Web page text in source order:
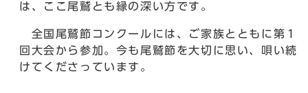
は、ここ尾鷲とも縁の深い方です。
全国尾鷲節コンクールには、ご家族とともに第１
回大会から参加。今も尾鷲節を大切に思い、唄い続
けてくださっています。